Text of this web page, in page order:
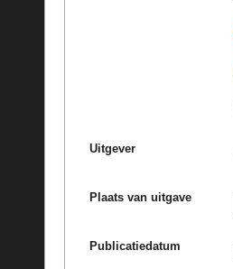
Uitgever
Plaats van uitgave
Publicatiedatum